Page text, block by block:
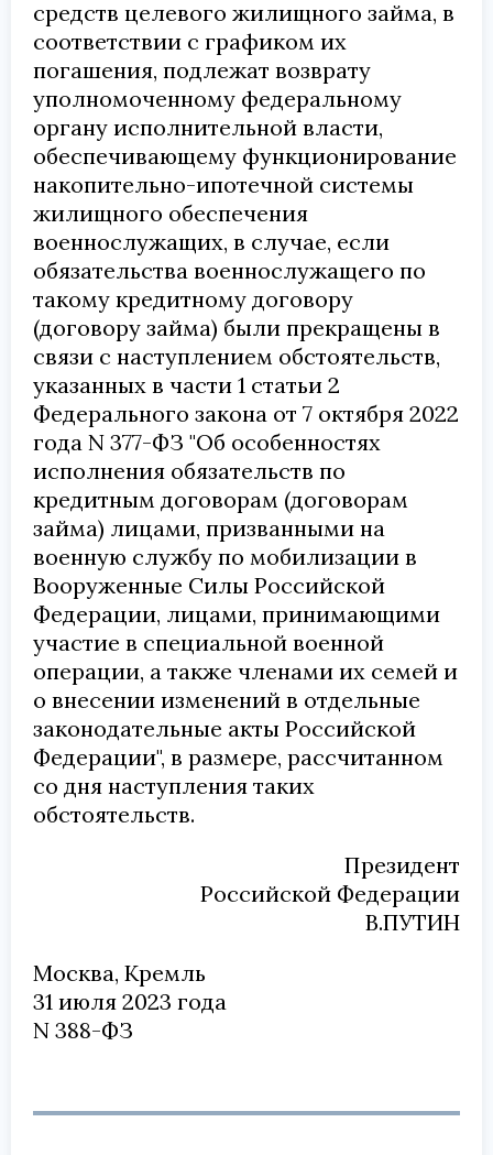
средств целевого жилищного займа, в
соответствии с графиком их
погашения, подлежат возврату
уполномоченному федеральному
органу исполнительной власти,
обеспечивающему функционирование
накопительно-ипотечной системы
жилищного обеспечения
военнослужащих, в случае, если
обязательства военнослужащего по
такому кредитному договору
(договору займа) были прекращены в
связи с наступлением обстоятельств,
указанных в части 1 статьи 2
Федерального закона от 7 октября 2022
года N 377-ФЗ "Об особенностях
исполнения обязательств по
кредитным договорам (договорам
займа) лицами, призванными на
военную службу по мобилизации в
Вооруженные Силы Российской
Федерации, лицами, принимающими
участие в специальной военной
операции, а также членами их семей и
о внесении изменений в отдельные
законодательные акты Российской
Федерации", в размере, рассчитанном
со дня наступления таких
обстоятельств.
Президент
Российской Федерации
В.ПУТИН
Москва, Кремль
31 июля 2023 года
N 388-ФЗ